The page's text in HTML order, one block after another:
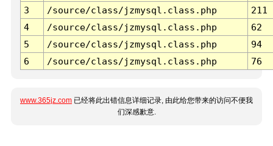
3 /source/class/jzmysql.class.php
211
4
/source/class/jzmysql.class.php
62
5
/source/class/jzmysql.class.php
94
6
/source/class/jzmysql.class.php 76
www.365jz.com 已经将此出错信息详细记录, 由此给您带来的访问不便我
们深感歉意.